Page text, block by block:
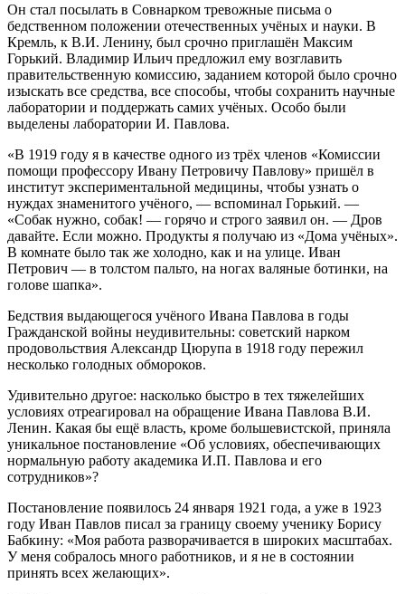
Он стал посылать в Совнарком тревожные письма о
бедственном положении отечественных учёных и науки. В
Кремль, к В.И. Ленину, был срочно приглашён Максим
Горький. Владимир Ильич предложил ему возглавить
правительственную комиссию, заданием которой было срочно
изыскать все средства, все способы, чтобы сохранить научные
лаборатории и поддержать самих учёных. Особо были
выделены лаборатории И. Павлова.
«В 1919 году я в качестве одного из трёх членов «Комиссии
помощи профессору Ивану Петровичу Павлову» пришёл в
институт экспериментальной медицины, чтобы узнать о
нуждах знаменитого учёного, — вспоминал Горький. —
«Собак нужно, собак! — горячо и строго заявил он. — Дров
давайте. Если можно. Продукты я получаю из «Дома учёных».
В комнате было так же холодно, как и на улице. Иван
Петрович — в толстом пальто, на ногах валяные ботинки, на
голове шапка».
Бедствия выдающегося учёного Ивана Павлова в годы
Гражданской войны неудивительны: советский нарком
продовольствия Александр Цюрупа в 1918 году пережил
несколько голодных обмороков.
Удивительно другое: насколько быстро в тех тяжелейших
условиях отреагировал на обращение Ивана Павлова В.И.
Ленин. Какая бы ещё власть, кроме большевистской, приняла
уникальное постановление «Об условиях, обеспечивающих
нормальную работу академика И.П. Павлова и его
сотрудников»?
Постановление появилось 24 января 1921 года, а уже в 1923
году Иван Павлов писал за границу своему ученику Борису
Бабкину: «Моя работа разворачивается в широких масштабах.
У меня собралось много работников, и я не в состоянии
принять всех желающих».